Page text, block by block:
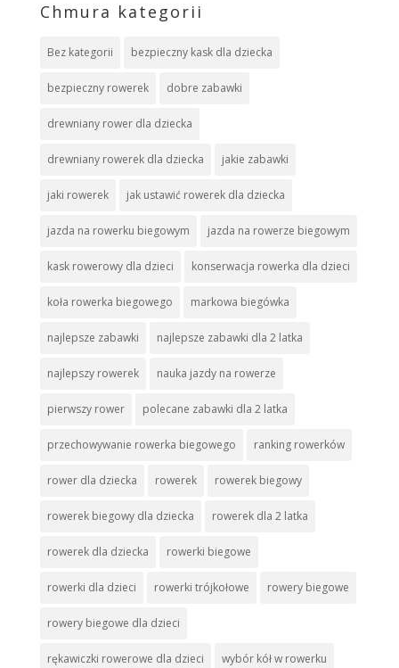
Chmura kategorii
Bez kategorii bezpieczny kask dla dziecka
bezpieczny rowerek dobre zabawki
drewniany rower dla dziecka
drewniany rowerek dla dziecka jakie zabawki
jaki rowerek jak ustawić rowerek dla dziecka
jazda na rowerku biegowym jazda na rowerze biegowym
kask rowerowy dla dzieci konserwacja rowerka dla dzieci
koła rowerka biegowego markowa biegówka
najlepsze zabawki najlepsze zabawki dla 2 latka
najlepszy rowerek nauka jazdy na rowerze
pierwszy rower polecane zabawki dla 2 latka
przechowywanie rowerka biegowego ranking rowerków
rower dla dziecka rowerek rowerek biegowy
rowerek biegowy dla dziecka rowerek dla 2 latka
rowerek dla dziecka rowerki biegowe
rowerki dla dzieci rowerki trójkołowe rowery biegowe
rowery biegowe dla dzieci
rękawiczki rowerowe dla dzieci wybór kół w rowerku